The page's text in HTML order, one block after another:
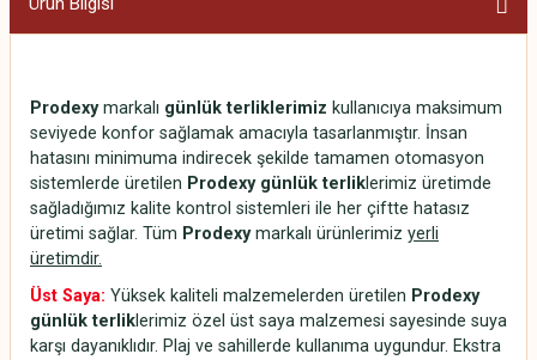
Prodexymarkalı günlük terliklerimiz kullanıcıya maksimum
seviyede konfor sağlamak amacıyla tasarlanmıştır. İnsan
hatasını minimuma indirecek şekilde tamamen otomasyon
sistemlerde üretilen Prodexy günlük terliklerimiz üretimde
sağladığımız kalite kontrol sistemleri ile her çiftte hatasız
üretimi sağlar. Tüm Prodexymarkalı ürünlerimiz yerli
üretimdir.
Üst Saya: Yüksek kaliteli malzemelerden üretilen Prodexy
günlük terliklerimiz özel üst saya malzemesi sayesinde suya
karşı dayanıklıdır. Plaj ve sahillerde kullanıma uygundur. Ekstra